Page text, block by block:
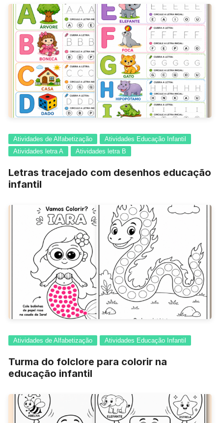
Atividades de Alfabetização
Atividades Educação Infantil
Atividades letra A
Atividades letra B
Letras tracejado com desenhos educação
infantil
Atividades de Alfabetização Atividades Educação Infantil
Turma do folclore para colorir na
educação infantil